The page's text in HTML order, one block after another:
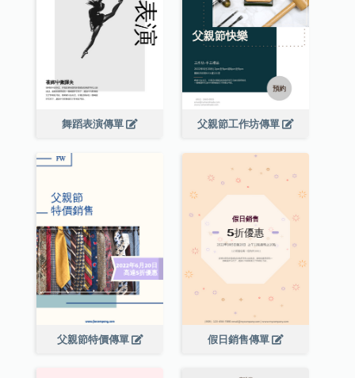
舞蹈表演傳單 父親節工作坊傳單
父親節特價傳單 假日銷售傳單